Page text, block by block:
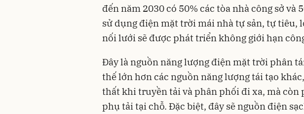
đến năm 2030 có 50% các tòa nhà công sở và
sử dụng điện mặt trời mái nhà tự sản, tự tiêu,
nối lưới sẽ được phát triển không giới hạn
Đây là nguồn năng lượng điện mặt trời phân
thế lớn hơn các nguồn năng lượng tái tạo
thất khi truyền tải và phân phối đi xa, mà còn
phụ tải tại chỗ. Đặc biệt, đây sẽ nguồn điện